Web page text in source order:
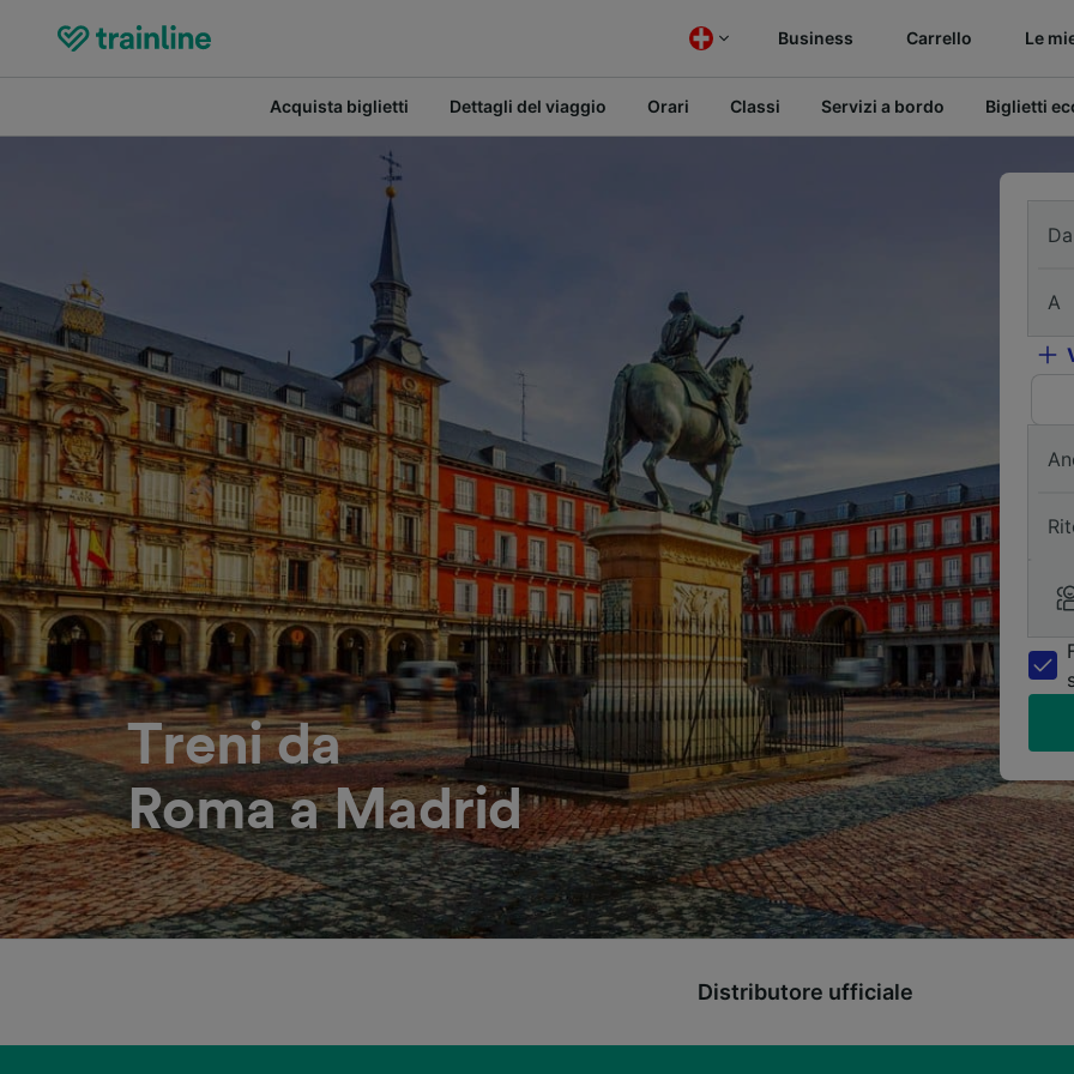
Business Carrello Le
Acquista biglietti Dettagli del viaggio Orari Classi Servizi a bordo Biglietti
Treni da
Roma a Madrid
Da
A
Distributore ufficiale